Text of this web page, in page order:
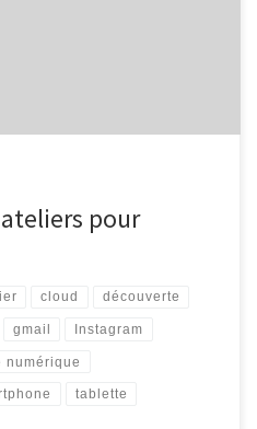
pour
cloud découverte
gmail Instagram
numérique
tablette